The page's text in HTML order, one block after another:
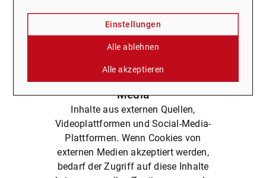
Lebensmittelpunkt. Hier wohnen Sie nicht nur, hier
leben Sie.
Externe Dienste / Social
Media
Inhalte aus externen Quellen,
Videoplattformen und Social-Media-
Plattformen. Wenn Cookies von
externen Medien akzeptiert werden,
bedarf der Zugriff auf diese Inhalte
Einstellungen
Alle ablehnen
Alle akzeptieren